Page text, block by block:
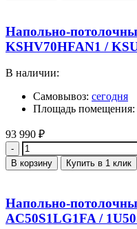
Напольно-
KSHV70HFAN1 /
В наличии:
Самовывоз: сегодня
Площадь помещения:
93 990 ₽
Количество
В корзину Купить в 1 клик
Напольно-
AC50S1LG1FA /